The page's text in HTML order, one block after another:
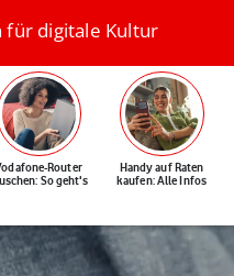
für digitale Kultur
Router
So geht's
Handy auf Raten
kaufen: Alle Infos